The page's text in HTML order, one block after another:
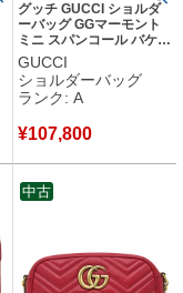
グッチ GUCCI ショルダ
ーバッグ GGマーモント
ミニ スパンコール バケッ
ト レザー スパンコール
エメラルド ガンメタル金
具 ダイアゴナル 575163
【箱】 【中古】中古美品
GUCCI
ショルダーバッグ
ランク: A
¥107,800
中古